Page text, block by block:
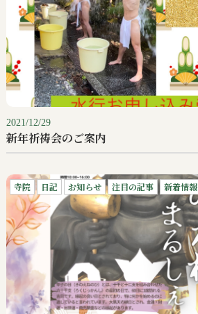
2021/12/29
新年祈祷会のご案内
寺院 日記 お知らせ 注目の記事 新着情報